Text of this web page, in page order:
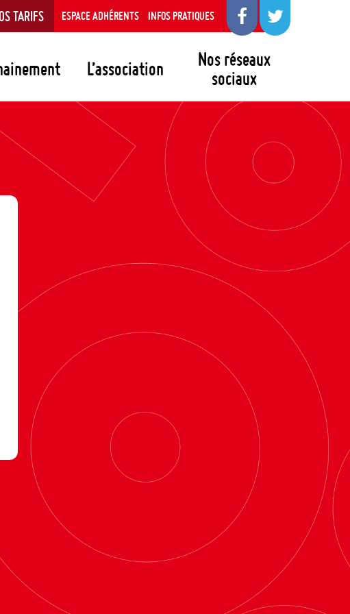
L’association
Nos réseaux
sociaux
TARIFS ESPACE ADHÉRENTS INFOS PRATIQUES